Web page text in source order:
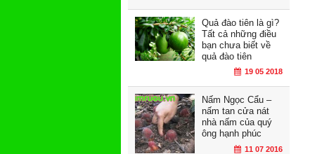
Quả đào tiên là gì?
Tất cả những điều
bạn chưa biết về
quả đào tiên
19 05 2018
Nấm Ngọc Cẩu –
nấm tan cửa nát
nhà nấm của quý
ông hạnh phúc
11 07 2016